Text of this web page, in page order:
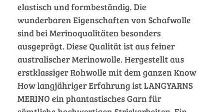
elastisch und formbeständig. Die
wunderbaren Eigenschaften von Schafwolle
sind bei Merinoqualitäten besonders
ausgeprägt. Diese Qualität ist aus feiner
australischer Merinowolle. Hergestellt aus
erstklassiger Rohwolle mit dem ganzen Know
How langjähriger Erfahrung ist LANGYARNS
MERINO ein phantastisches Garn für